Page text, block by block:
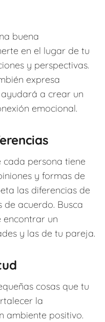
buena
en el lugar de tu
y perspectivas.
expresa
a crear un
emocional.
persona tiene
y formas de
las diferencias de
de acuerdo. Busca
encontrar un
y las de tu pareja.
cosas que tu
la
ambiente positivo.